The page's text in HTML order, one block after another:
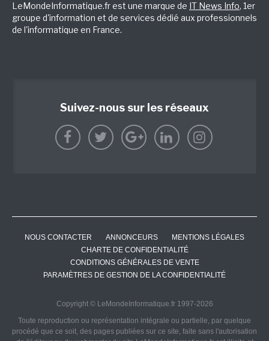
LeMondeInformatique.fr est une marque de IT News Info, 1er
groupe d'information et de services dédié aux professionnels
de l'informatique en France.
Suivez-nous sur les réseaux
NOUS CONTACTER ANNONCEURS
MENTIONS LÉGALES
CHARTE DE CONFIDENTIALITÉ
CONDITIONS GÉNÉRALES DE VENTE
PARAMÈTRES DE GESTION DE LA CONFIDENTIALITÉ
Copyright © LeMondeInformatique.fr 1997-2026
Toute reproduction ou représentation intégrale ou partielle, par quelque
procédé que ce soit, des pages publiées sur ce site, faite sans l'autorisation